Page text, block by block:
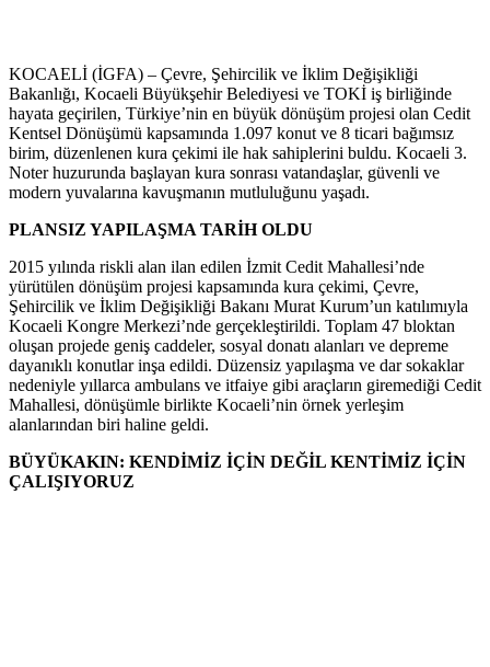
KOCAELİ (İGFA) – Çevre, Şehircilik ve İklim Değişikliği
Bakanlığı, Kocaeli Büyükşehir Belediyesi ve TOKİ iş birliğinde
hayata geçirilen, Türkiye’nin en büyük dönüşüm projesi olan Cedit
Kentsel Dönüşümü kapsamında 1.097 konut ve 8 ticari bağımsız
birim, düzenlenen kura çekimi ile hak sahiplerini buldu. Kocaeli 3.
Noter huzurunda başlayan kura sonrası vatandaşlar, güvenli ve
modern yuvalarına kavuşmanın mutluluğunu yaşadı.
PLANSIZ YAPILAŞMA TARİH OLDU
2015 yılında riskli alan ilan edilen İzmit Cedit Mahallesi’nde
yürütülen dönüşüm projesi kapsamında kura çekimi, Çevre,
Şehircilik ve İklim Değişikliği Bakanı Murat Kurum’un katılımıyla
Kocaeli Kongre Merkezi’nde gerçekleştirildi. Toplam 47 bloktan
oluşan projede geniş caddeler, sosyal donatı alanları ve depreme
dayanıklı konutlar inşa edildi. Düzensiz yapılaşma ve dar sokaklar
nedeniyle yıllarca ambulans ve itfaiye gibi araçların giremediği Cedit
Mahallesi, dönüşümle birlikte Kocaeli’nin örnek yerleşim
alanlarından biri haline geldi.
BÜYÜKAKIN: KENDİMİZ İÇİN DEĞİL KENTİMİZ İÇİN
ÇALIŞIYORUZ